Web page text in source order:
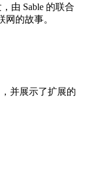
由 Sable 的联合
的故事。
，并展示了扩展的